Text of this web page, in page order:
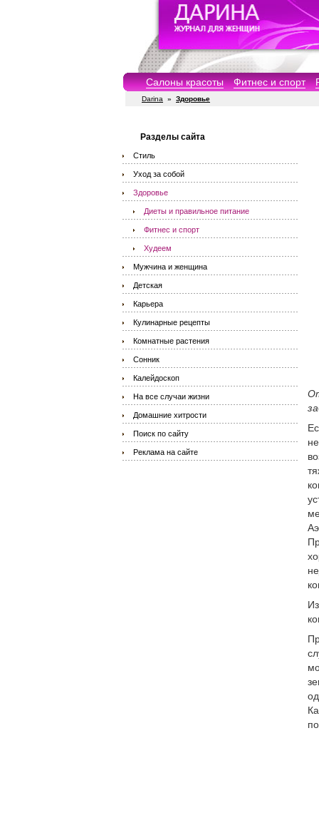
Салоны красоты Фитнес и спорт
Darina » Здоровье
Разделы сайта
Стиль
Уход за собой
Здоровье
Диеты и правильное питание
Фитнес и спорт
Худеем
Мужчина и женщина
Детская
Карьера
Кулинарные рецепты
Комнатные растения
Сонник
Калейдоскоп
На все случаи жизни
Домашние хитрости
Поиск по сайту
Реклама на сайте